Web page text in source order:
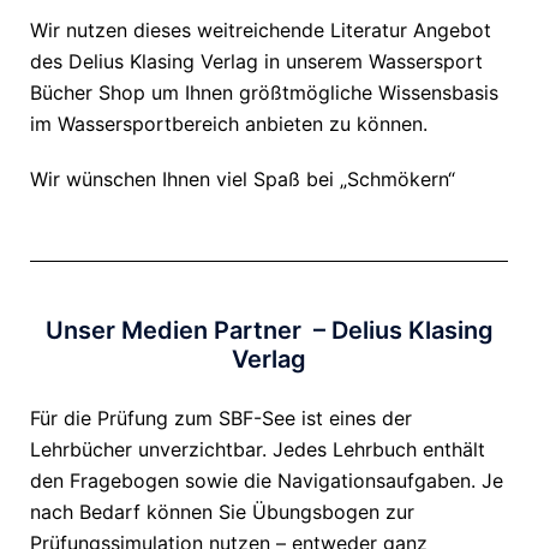
Wir nutzen dieses weitreichende Literatur Angebot
des Delius Klasing Verlag in unserem Wassersport
Bücher Shop um Ihnen größtmögliche Wissensbasis
im Wassersportbereich anbieten zu können.
Wir wünschen Ihnen viel Spaß bei „Schmökern“
Unser Medien Partner – Delius Klasing
Verlag
Für die Prüfung zum SBF-See ist eines der
Lehrbücher unverzichtbar. Jedes Lehrbuch enthält
den Fragebogen sowie die Navigationsaufgaben. Je
nach Bedarf können Sie Übungsbogen zur
Prüfungssimulation nutzen – entweder ganz